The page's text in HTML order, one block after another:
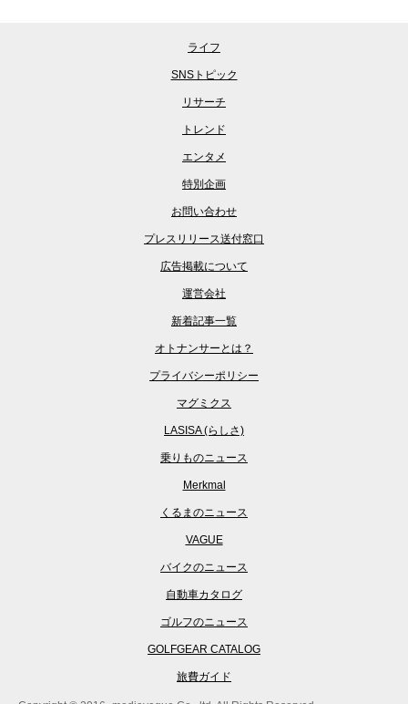
ライフ
SNSトピック
リサーチ
トレンド
エンタメ
特別企画
お問い合わせ
プレスリリース送付窓口
広告掲載について
運営会社
新着記事一覧
オトナンサーとは？
プライバシーポリシー
マグミクス
LASISA (らしさ)
乗りものニュース
Merkmal
くるまのニュース
VAGUE
バイクのニュース
自動車カタログ
ゴルフのニュース
GOLFGEAR CATALOG
旅費ガイド